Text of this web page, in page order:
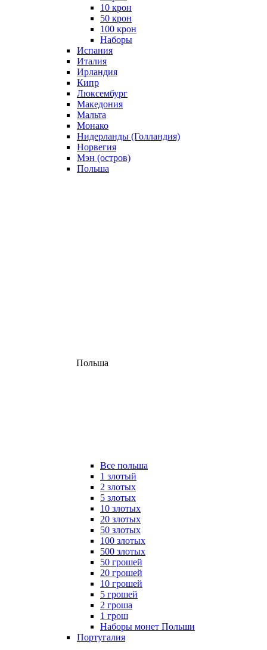
10 крон
50 крон
100 крон
Наборы
Испания
Италия
Ирландия
Кипр
Люксембург
Македония
Мальта
Монако
Нидерланды (Голландия)
Норвегия
Мэн (остров)
Польша
Польша
Все польша
1 злотый
2 злотых
5 злотых
10 злотых
20 злотых
50 злотых
100 злотых
500 злотых
50 грошей
20 грошей
10 грошей
5 грошей
2 гроша
1 грош
Наборы монет Польши
Португалия